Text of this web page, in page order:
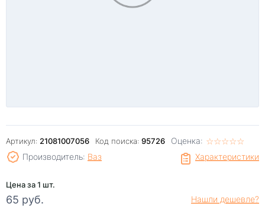
Артикул: 21081007056 Код поиска: 95726 Оценка: ☆☆☆☆☆
★★★★★
Характеристики
Производитель: Ваз
Цена за 1 шт.
65 руб. Нашли дешевле?